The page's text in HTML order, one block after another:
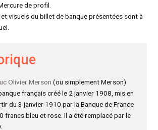
de profil.
visuels du billet de banque présentées sont à
Olivier Merson (ou simplement Merson)
français créé le 2 janvier 1908, mis en
du 3 janvier 1910 par la Banque de France
francs bleu et rose. Il a été remplacé par le